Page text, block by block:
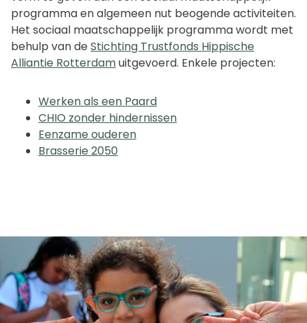
programma en algemeen nut beogende activiteiten.
Het sociaal maatschappelijk programma wordt met
behulp van deStichting Trustfonds Hippische
Alliantie Rotterdamuitgevoerd. Enkele projecten:
Werken als een Paard
CHIO zonder hindernissen
Eenzame ouderen
Brasserie 2050